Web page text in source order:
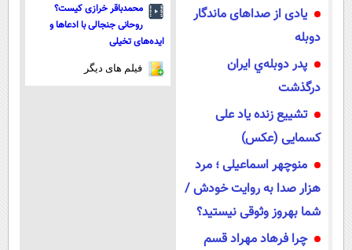
یادی از صداهای ماندگار
دوبله
پدر دوبله‌ي ايران
درگذشت
تشییع زنده یاد علی
کسمایی (عکس)
منوچهر اسماعیلی ؛ مرد
هزار صدا به روایت خودش /
شما بهروز وثوقی نیستید؟
چرا فرهاد مهراد قسم
محمدباقر خرازی کیست؟
روحانی جنجالی با ادعاها و
ایده‌های تخیلی
فیلم های دیگر